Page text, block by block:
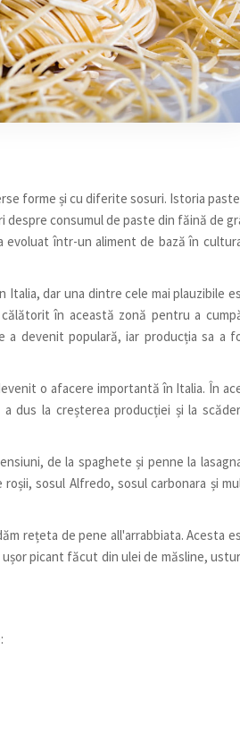
forme și cu diferite sosuri. Istoria
consumul de paste din făină de
într-un aliment de bază în
dar una dintre cele mai plauzibile
în această zonă pentru a
a devenit populară, iar producția sa a
o afacere importantă în Italia. În
dus la creșterea producției și la
de la spaghete și penne la
sosul Alfredo, sosul carbonara și
rețeta de pene all'arrabbiata. Acesta
picant făcut din ulei de măsline,